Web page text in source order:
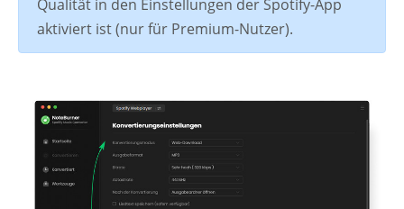
Qualität in den Einstellungen der Spotify-App
aktiviert ist (nur für Premium-Nutzer).